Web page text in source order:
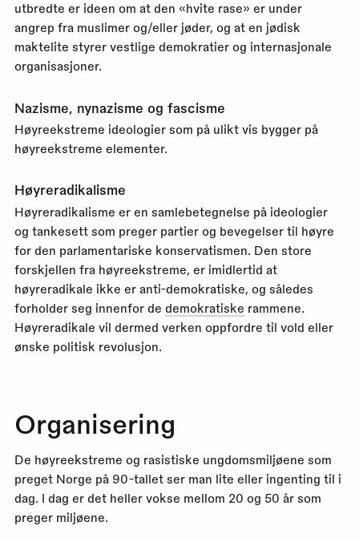
utbredte er ideen om at den «hvite rase» er under
angrep fra muslimer og/eller jøder, og at en jødisk
maktelite styrer vestlige demokratier og internasjonale
organisasjoner.
Nazisme, nynazisme og fascisme
Høyreekstreme ideologier som på ulikt vis bygger på
høyreekstreme elementer.
Høyreradikalisme
Høyreradikalisme er en samlebetegnelse på ideologier
og tankesett som preger partier og bevegelser til høyre
for den parlamentariske konservatismen. Den store
forskjellen fra høyreekstreme, er imidlertid at
høyreradikale ikke er anti-demokratiske, og således
forholder seg innenfor de demokratiske rammene.
Høyreradikale vil dermed verken oppfordre til vold eller
ønske politisk revolusjon.
Organisering
De høyreekstreme og rasistiske ungdomsmiljøene som
preget Norge på 90-tallet ser man lite eller ingenting til i
dag. I dag er det heller vokse mellom 20 og 50 år som
preger miljøene.